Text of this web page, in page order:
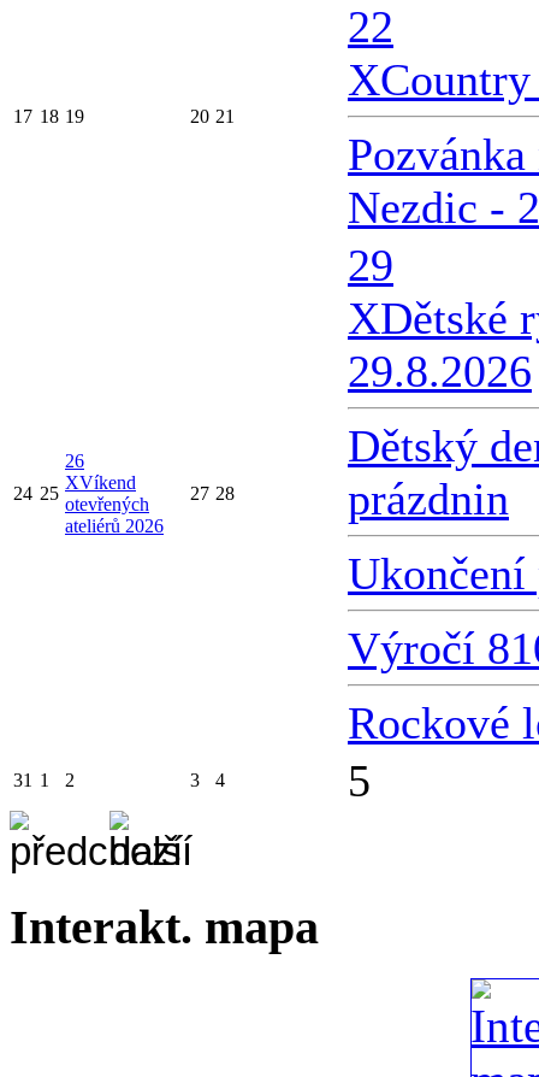
17 18 19 20 21
22
X
Nezdic -
24 25
26
XVíkend
otevřených
ateliérů 2026
27 28
29
XDětské
29.8.2026
Dětský
prázdnin
Ukončení
Výročí
Rockové
31 1 2 3 4 5
Interakt. mapa